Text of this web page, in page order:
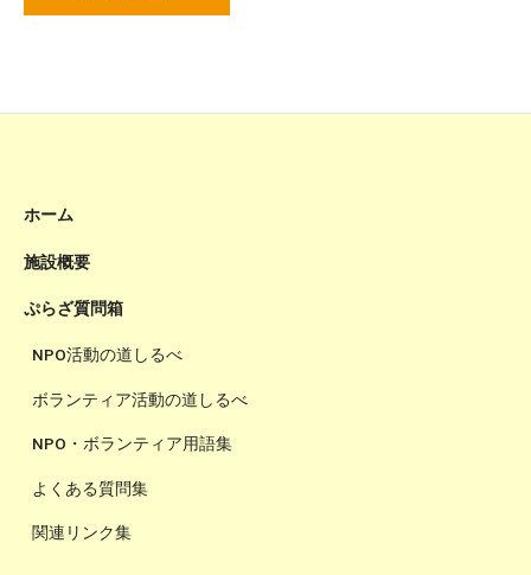
ホーム
施設概要
ぷらざ質問箱
NPO活動の道しるべ
ボランティア活動の道しるべ
NPO・ボランティア用語集
よくある質問集
関連リンク集